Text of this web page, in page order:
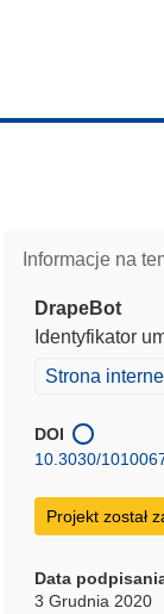
Informacje na
DrapeBot
Identyfikator
(odnośnik
w
nowym
Strona
DOI
10.3030/
Projekt został
Data
3 Grudnia 2020